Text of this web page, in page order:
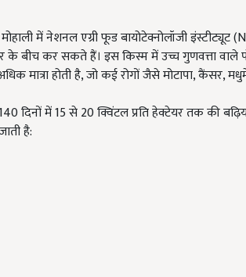
में नेशनल एग्री फूड बायोटेक्नोलॉजी इंस्टीट्यूट
बीच कर सकते हैं। इस किस्म में उच्च गुणवत्ता वाले
मात्रा होती है, जो कई रोगों जैसे मोटापा, कैंसर,
दिनों में 15 से 20 क्विंटल प्रति हेक्टेयर तक की
है: